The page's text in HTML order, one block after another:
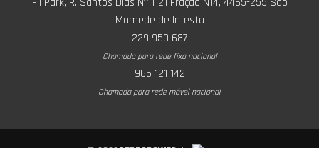
Mamede de Infesta
229 950 687
Chamada para rede fixa nacional
965 121 142
Chamada para rede móvel nacional